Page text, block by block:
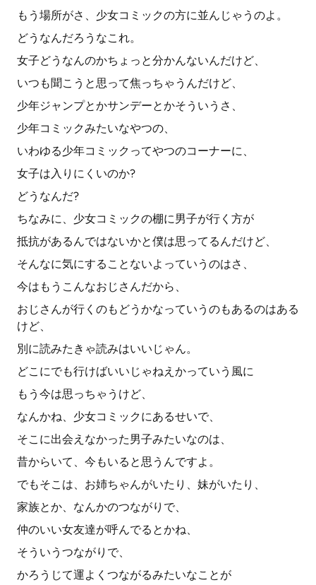
もう場所がさ、少女コミックの方に並んじゃうのよ。
どうなんだろうなこれ。
女子どうなんのかちょっと分かんないんだけど、
いつも聞こうと思って焦っちゃうんだけど、
少年ジャンプとかサンデーとかそういうさ、
少年コミックみたいなやつの、
いわゆる少年コミックってやつのコーナーに、
女子は入りにくいのか?
どうなんだ?
ちなみに、少女コミックの棚に男子が行く方が
抵抗があるんではないかと僕は思ってるんだけど、
そんなに気にすることないよっていうのはさ、
今はもうこんなおじさんだから、
おじさんが行くのもどうかなっていうのもあるのはある
けど、
別に読みたきゃ読みはいいじゃん。
どこにでも行けばいいじゃねえかっていう風に
もう今は思っちゃうけど、
なんかね、少女コミックにあるせいで、
そこに出会えなかった男子みたいなのは、
昔からいて、今もいると思うんですよ。
でもそこは、お姉ちゃんがいたり、妹がいたり、
家族とか、なんかのつながりで、
仲のいい女友達が呼んでるとかね、
そういうつながりで、
かろうじて運よくつながるみたいなことが